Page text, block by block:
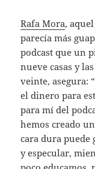
Rafa Mora,
parecía más
podcast que un
nueve casas y
veinte, asegura:
el dinero para
para mí del
hemos creado
cara dura puede
y especular,